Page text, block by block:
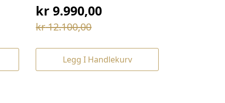
kr12.100,00
Opprinnelig
var:
kr 12.100,00.
kr 9.990,00
Nåværende
er:
kr 9.990,00.
Legg I Handlekurv